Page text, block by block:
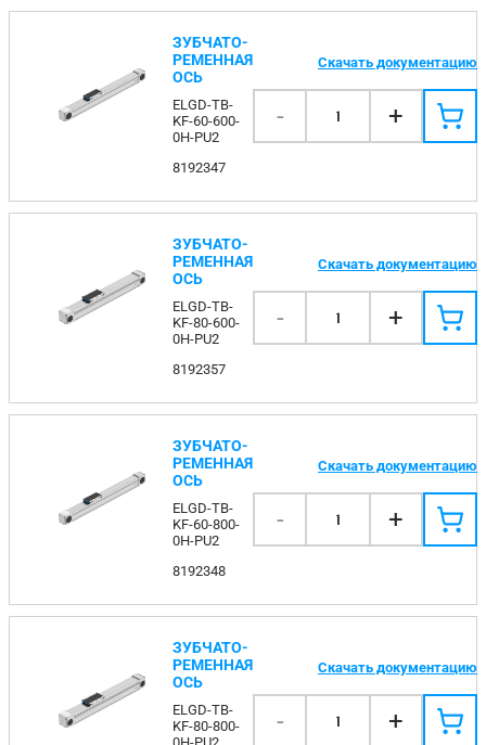
ЗУБЧАТО-
РЕМЕННАЯ
ОСЬ
ELGD-TB-
KF-60-600-
0H-PU2
8192347
Скачать документацию
- 1 +
ЗУБЧАТО-
РЕМЕННАЯ
ОСЬ
ELGD-TB-
KF-80-600-
0H-PU2
8192357
Скачать документацию
- 1 +
ЗУБЧАТО-
РЕМЕННАЯ
ОСЬ
ELGD-TB-
KF-60-800-
0H-PU2
8192348
Скачать документацию
- 1 +
ЗУБЧАТО-
РЕМЕННАЯ
ОСЬ
ELGD-TB-
KF-80-800-
Скачать документацию
- 1 +